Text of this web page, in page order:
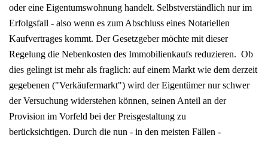
oder eine Eigentumswohnung handelt. Selbstverständlich nur im
Erfolgsfall - also wenn es zum Abschluss eines Notariellen
Kaufvertrages kommt. Der Gesetzgeber möchte mit dieser
Regelung die Nebenkosten des Immobilienkaufs reduzieren. Ob
dies gelingt ist mehr als fraglich: auf einem Markt wie dem derzeit
gegebenen ("Verkäufermarkt") wird der Eigentümer nur schwer
der Versuchung widerstehen können, seinen Anteil an der
Provision im Vorfeld bei der Preisgestaltung zu
berücksichtigen. Durch die nun - in den meisten Fällen -